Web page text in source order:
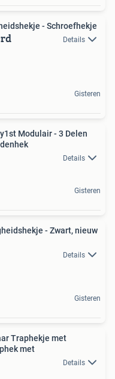
- Schroefhekje
Details
Gisteren
Modulair - 3 Delen
Details
Gisteren
- Zwart, nieuw
Details
Gisteren
Traphekje met
met
Details